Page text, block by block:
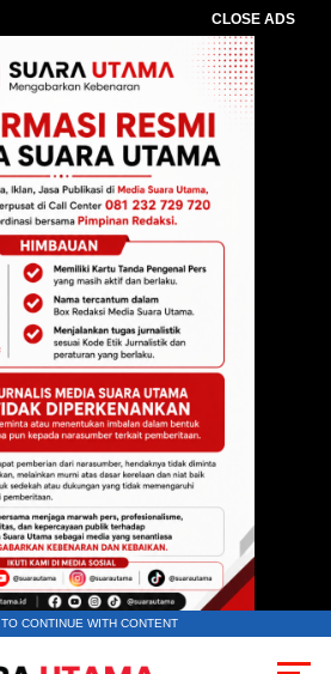
CLOSE ADS
CONTINUE WITH CONTENT